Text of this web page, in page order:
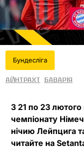
Бундесліга
Айнтрахт Баварія
З 21 по 23
чемпіонату
нічию Лейпцига
читайте на